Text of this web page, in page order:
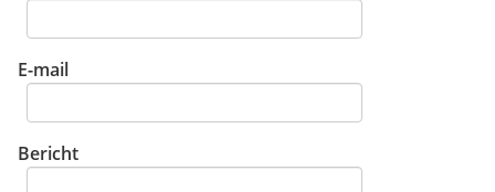
E-mail
Bericht